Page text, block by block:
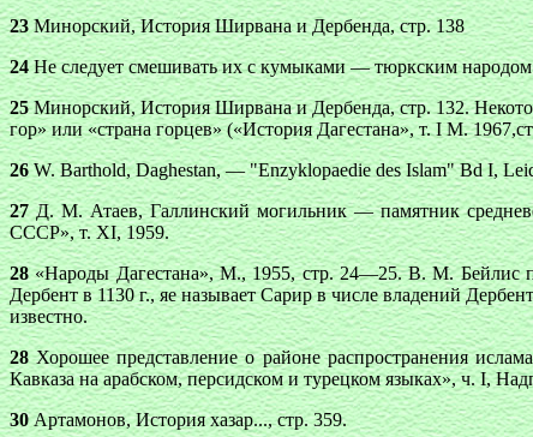
23Минорский, История Ширвана и Дербенда, стр. 138
24Не следует смешивать их с кумыками — тюркским
25Минорский, История Ширвана и Дербенда, стр. 132.
гор» или «страна горцев» («История Дагестана», т. I М.
26W. Вarthоld, Daghestan, — "Enzyklopaedie des Islam" Bd I,
27Д. М. Атаев, Галлинский могильник — памятник
СССР», т. XI, 1959.
28«Народы Дагестана», М., 1955, стр. 24—25. В. М. Бейлис
Дербент в 1130 г., яе называет Сарир в числе владений
известно.
28Хорошее представление о районе распространения
Кавказа на арабском, персидском и турецком языках», ч. I,
30Артамонов, История хазар..., стр. 359.